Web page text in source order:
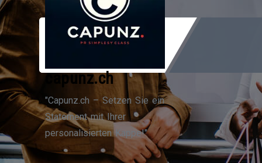
Zum
Inhalt
capunz.ch
"Capunz.ch – Setzen Sie ein
Statement mit Ihrer
personalisierten Kappe!"